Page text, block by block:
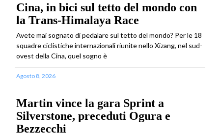
Cina, in bici sul tetto del mondo con
la Trans-Himalaya Race
Avete mai sognato di pedalare sul tetto del mondo? Per le 18
squadre ciclistiche internazionali riunite nello Xizang, nel sud-
ovest della Cina, quel sogno è
Agosto 8, 2026
Martin vince la gara Sprint a
Silverstone, preceduti Ogura e
Bezzecchi